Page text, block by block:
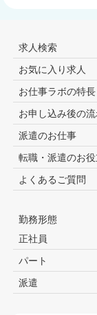
求人検索
お気に入り求人
お仕事ラボの特長
お申し込み後の
派遣のお仕事
転職・派遣のお
よくあるご質問
勤務形態
正社員
パート
派遣